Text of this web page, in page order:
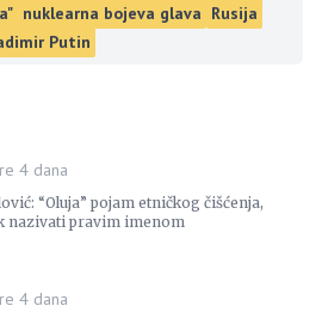
nuklearna bojeva glava Rusija
Putin
4 dana
“Oluja” pojam etničkog čišćenja,
nazivati pravim imenom
4 dana